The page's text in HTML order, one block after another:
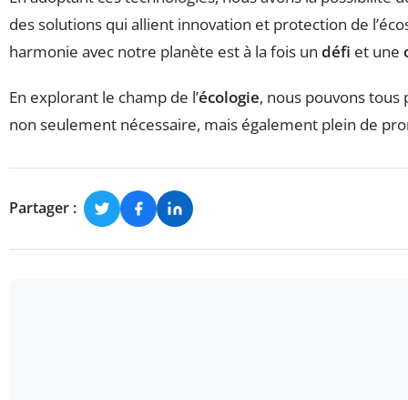
des solutions qui allient innovation et protection de
harmonie avec notre planète est à la fois un défi et une
En explorant le champ de l’écologie, nous pouvons
non seulement nécessaire, mais également plein de
Partager :